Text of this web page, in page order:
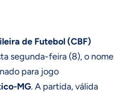
de Futebol (CBF)
segunda-feira (8), o nome
para jogo
MG. A partida, válida